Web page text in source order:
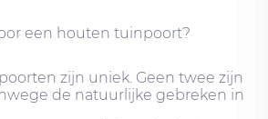
een houten tuinpoort?
zijn uniek. Geen twee zijn
de natuurlijke gebreken in